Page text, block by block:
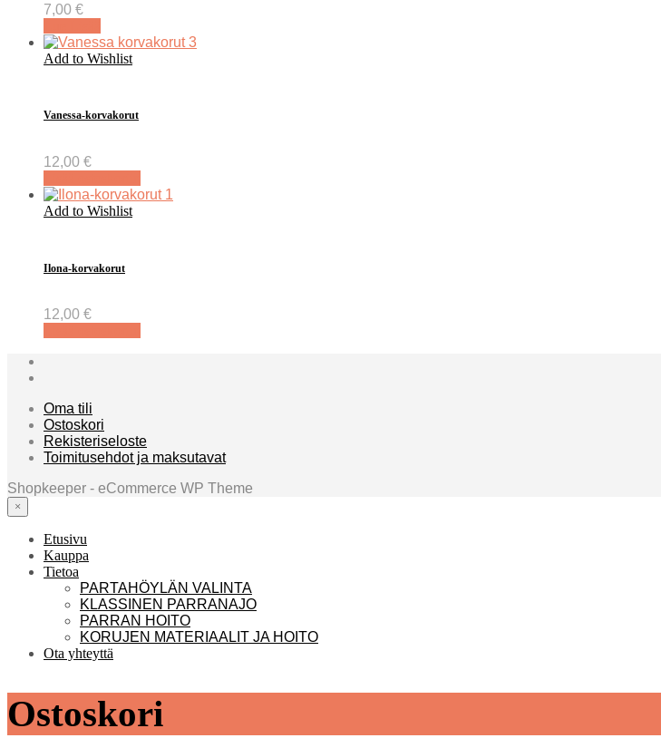
7,00 €
Add to Wishlist
Vanessa-korvakorut
12,00 €
Add to Wishlist
Ilona-korvakorut
12,00 €
Oma tili
Ostoskori
Rekisteriseloste
Toimitusehdot ja maksutavat
Shopkeeper - eCommerce WP Theme
×
Etusivu
Kauppa
Tietoa
PARTAHÖYLÄN VALINTA
KLASSINEN PARRANAJO
PARRAN HOITO
KORUJEN MATERIAALIT JA HOITO
Ota yhteyttä
Ostoskori